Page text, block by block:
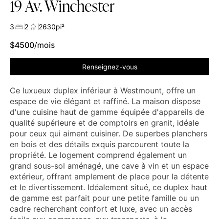
19 Av. Winchester
3 2 2630pi²
$4500/mois
Renseignez-vous
Ce luxueux duplex inférieur à Westmount, offre un
espace de vie élégant et raffiné. La maison dispose
d'une cuisine haut de gamme équipée d'appareils de
qualité supérieure et de comptoirs en granit, idéale
pour ceux qui aiment cuisiner. De superbes planchers
en bois et des détails exquis parcourent toute la
propriété. Le logement comprend également un
grand sous-sol aménagé, une cave à vin et un espace
extérieur, offrant amplement de place pour la détente
et le divertissement. Idéalement situé, ce duplex haut
de gamme est parfait pour une petite famille ou un
cadre recherchant confort et luxe, avec un accès